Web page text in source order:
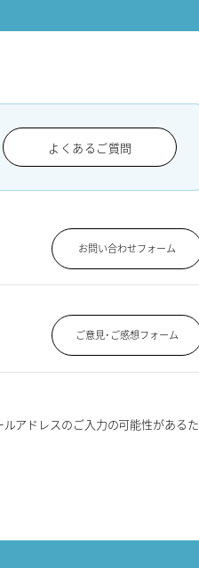
よくあるご質問
お問い合わせフォーム
ご意見･ご感想フォーム
アドレスのご入力の可能性があるた